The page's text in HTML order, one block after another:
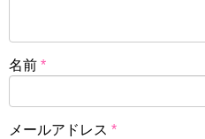
名前 *
メールアドレス *